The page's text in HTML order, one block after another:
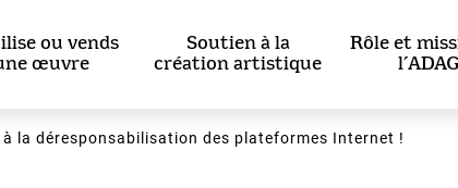
ou vends
œuvre
Soutien à la
création artistique
Rôle et
la déresponsabilisation des plateformes Internet !